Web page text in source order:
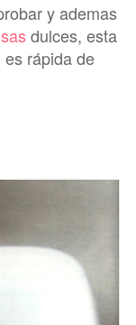
y ademas
dulces, esta
rápida de